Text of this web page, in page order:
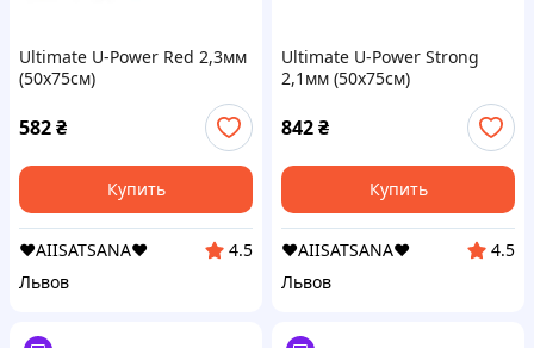
Ultimate U-Power Red 2,3мм
(50x75см)
582₴
Купить
❤️AIISATSANA❤️
4.5
Львов
Ultimate U-Power Strong
2,1мм (50x75см)
842₴
Купить
❤️AIISATSANA❤️
4.5
Львов